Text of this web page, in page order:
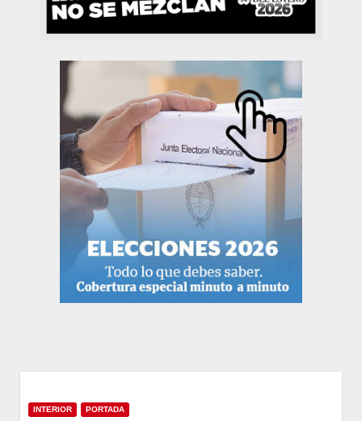
INTERIOR PORTADA